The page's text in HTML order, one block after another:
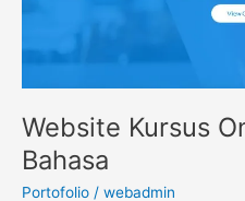
Website Kursus
Bahasa
Portofolio / webadmin